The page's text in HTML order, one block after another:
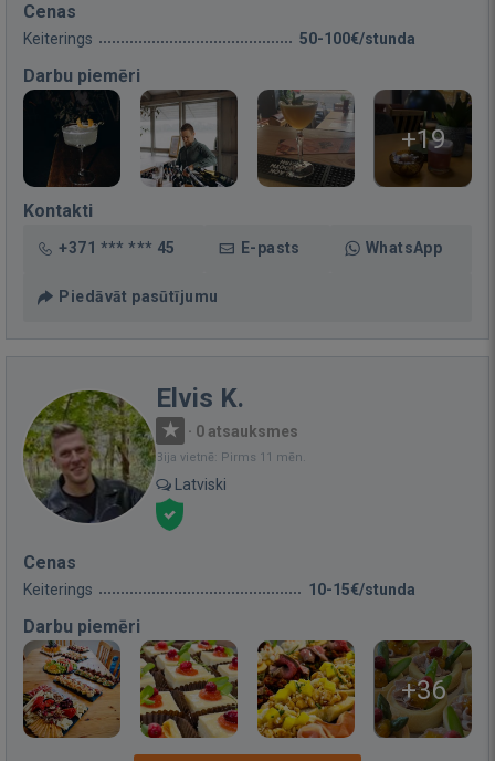
Cenas
Keiterings 50-100€/stunda
Darbu piemēri
+19
Kontakti
+371 *** *** 45 E-pasts WhatsApp
Piedāvāt pasūtījumu
Elvis K.
· 0 atsauksmes
Bija vietnē: Pirms 11 mēn.
Latviski
Cenas
Keiterings 10-15€/stunda
Darbu piemēri
+36